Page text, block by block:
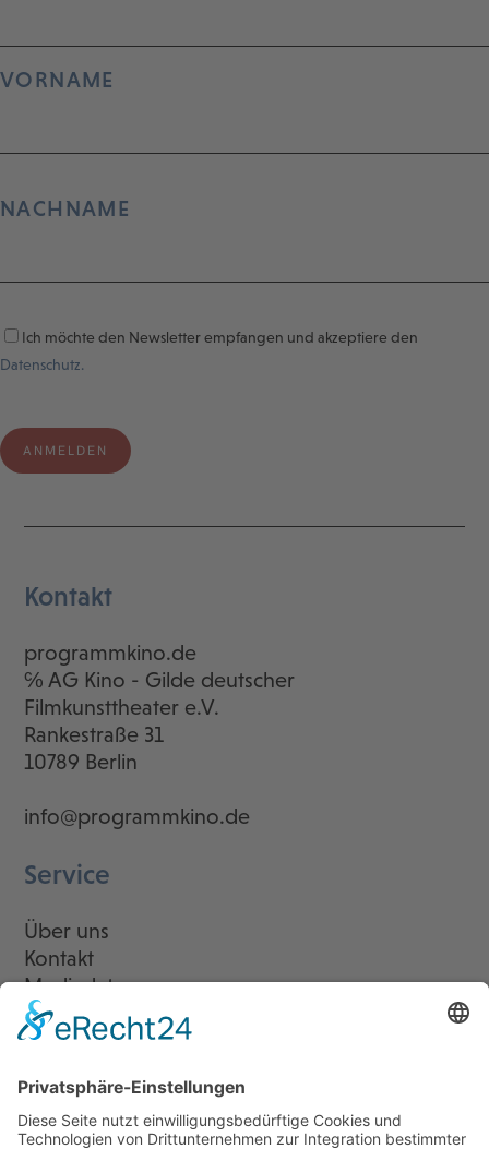
VORNAME
NACHNAME
Ich möchte den Newsletter empfangen und akzeptiere den
Datenschutz.
Kontakt
programmkino.de
℅ AG Kino - Gilde deutscher
Filmkunsttheater e.V.
Rankestraße 31
10789 Berlin
info@programmkino.de
Service
Über uns
Kontakt
Mediadaten
Newsletter
LogIn
Legal